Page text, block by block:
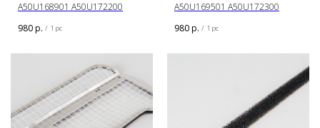
A50U168901 A50U172200
980р. / 1 pc
A50U169501 A50U172300
980р. / 1 pc